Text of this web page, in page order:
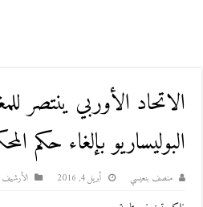
الاتحاد الأوربي ينتصر
البوليساريو بإلغاء حكم
منصف بنعيسي أبريل 4, 2016 اﻷرشيف